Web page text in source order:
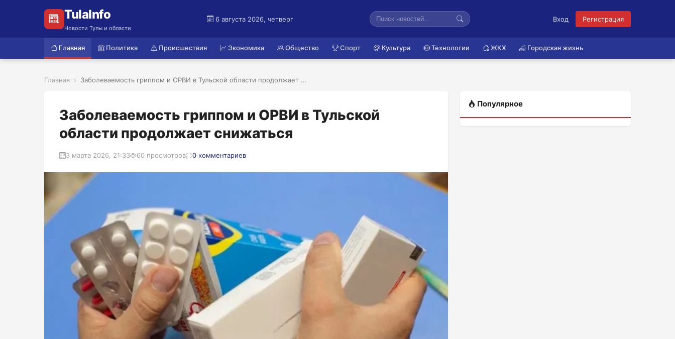
TulaInfo
Новости Тулы и области
6 августа 2026, четверг Вход Регистрация
Главная Политика Происшествия Экономика Общество Спорт Культура Технологии ЖКХ Городская жизнь
Главная Заболеваемость гриппом и ОРВИ в Тульской области продолжает ...
Заболеваемость гриппом и ОРВИ в Тульской
области продолжает снижаться
3 марта 2026, 21:33 60 просмотров 0 комментариев
Популярное